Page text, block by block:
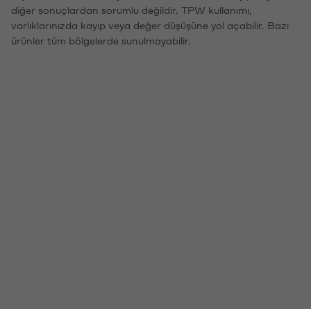
diğer sonuçlardan sorumlu değildir. TPW kullanımı,
varlıklarınızda kayıp veya değer düşüşüne yol açabilir. Bazı
ürünler tüm bölgelerde sunulmayabilir.